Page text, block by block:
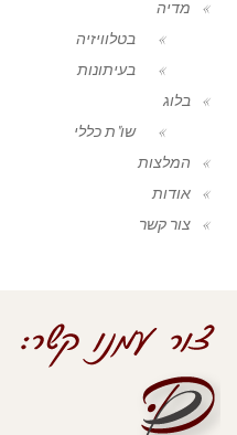
מדיה
בטלוויזיה
בעיתונות
בלוג
שו"ת כללי
המלצות
אודות
צור קשר